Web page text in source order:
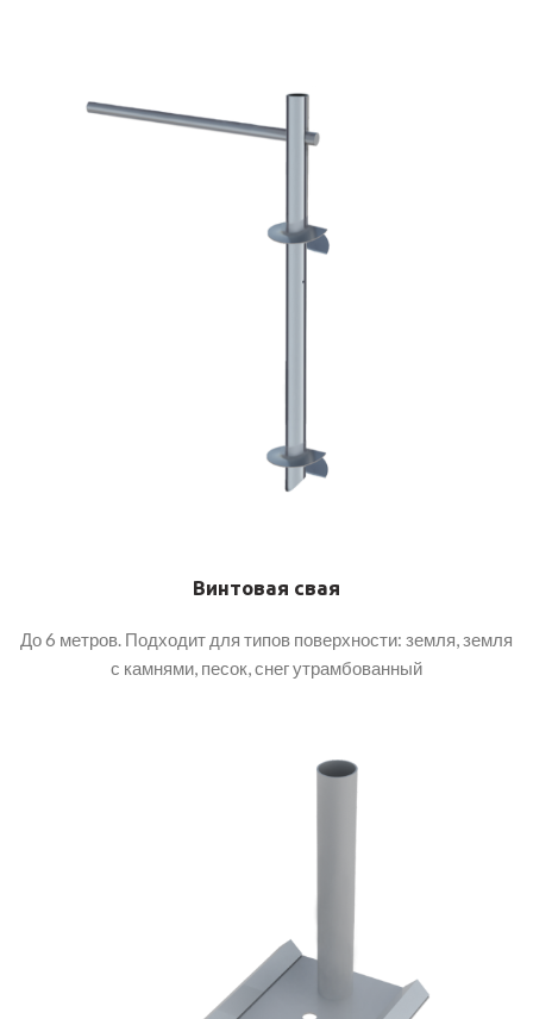
Винтовая свая
До 6 метров. Подходит для типов поверхности: земля, земля
с камнями, песок, снег утрамбованный